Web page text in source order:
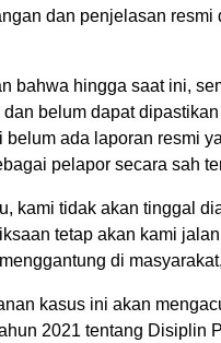
dan penjelasan resmi
bahwa hingga saat ini,
belum dapat
belum ada laporan resmi
pelapor secara sah
kami tidak akan tinggal
tetap akan kami
di
kasus ini akan
2021 tentang Disiplin